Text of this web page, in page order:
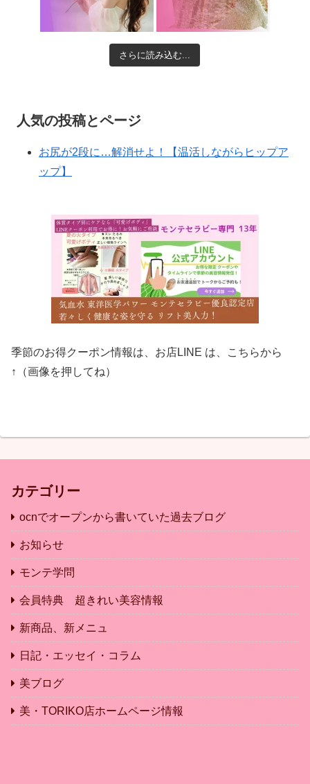
さらに読み込む...
人気の投稿とページ
お尻が2段に…解消せよ！【温活しながらヒップア
ップ】
季節のお得クーポン情報は、お店LINE は、こちらから
↑（画像を押してね）
カテゴリー
ocnでオープンから書いていた過去ブログ
お知らせ
モンテ学問
会員特典 超きれい美容情報
新商品、新メニュ
日記・エッセイ・コラム
美ブログ
美・TORIKO店ホームページ情報